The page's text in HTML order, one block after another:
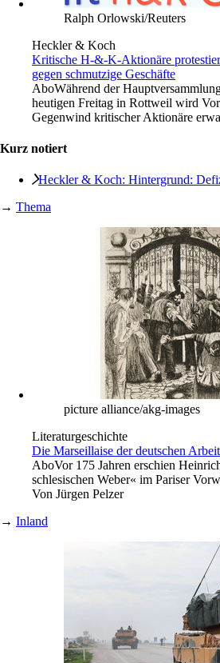
Ralph Orlowski/Reuters
Heckler & Koch
Kritische H-&-K-Aktionäre
gegen schmutzige Geschäfte
AboWährend der
heutigen Freitag in Rottweil wird
Gegenwind kritischer Aktionäre
Kurz notiert
Heckler & Koch: Hintergrund:
→ Thema
picture alliance/akg-images
Literaturgeschichte
Die Marseillaise der deutschen
AboVor 175 Jahren erschien
schlesischen Weber« im Pariser
Von Jürgen Pelzer
→ Inland